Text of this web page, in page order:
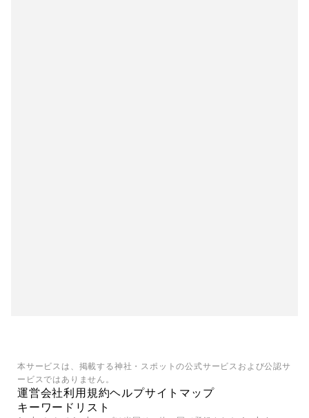
本サービスは、掲載する神社・スポットの公式サービスおよび公認サ
ービスではありません。
運営会社利用規約ヘルプサイトマップ
キーワードリスト